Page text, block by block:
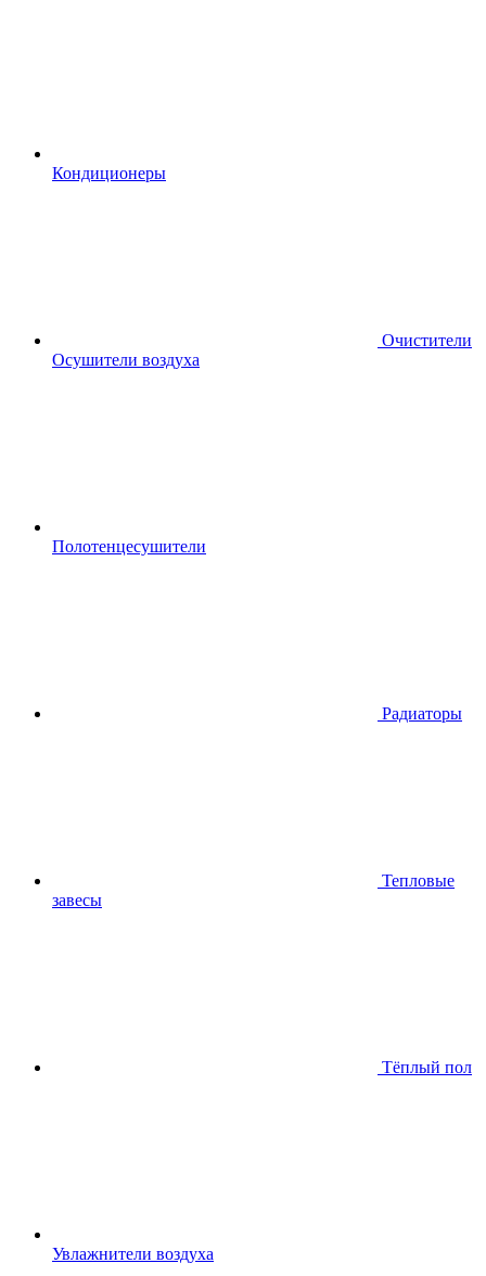
Кондиционеры
Очистители
Осушители воздуха
Полотенцесушители
Радиаторы
Тепловые
завесы
Тёплый пол
Увлажнители воздуха